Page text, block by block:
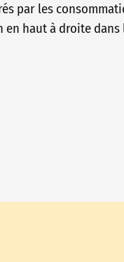
par les
haut à droite